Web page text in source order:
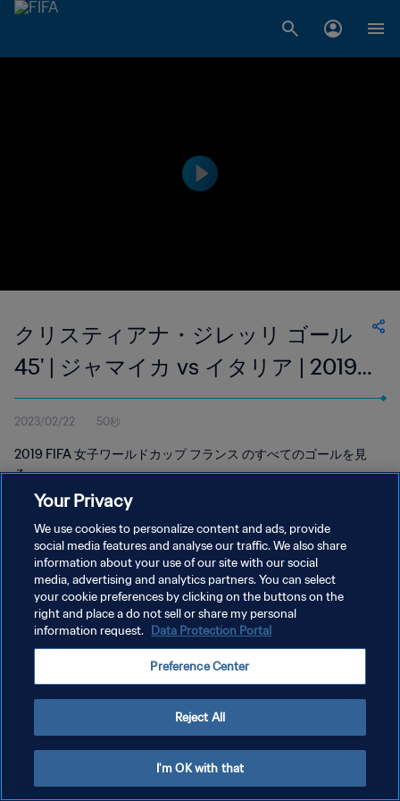
クリスティアナ・ジレッリ ゴール
45' | ジャマイカ vs イタリア | 2019
FIFA 女子ワールドカップ フランス
2023/02/22 50秒
2019 FIFA 女子ワールドカップ フランス のすべてのゴールを見
る。
プライバシーポリシー
サービス利用規約
Your Privacy
We use cookies to personalize content and ads, provide
social media features and analyse our traffic. We also share
information about your use of our site with our social
media, advertising and analytics partners. You can select
your cookie preferences by clicking on the buttons on the
right and place a do not sell or share my personal
information request. Data Protection Portal
Preference Center
Reject All
I'm OK with that